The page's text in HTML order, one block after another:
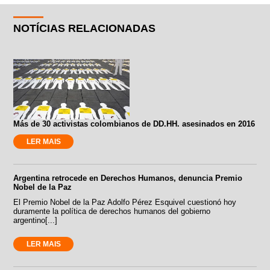
NOTÍCIAS RELACIONADAS
Más de 30 activistas colombianos de DD.HH. asesinados en 2016
LER MAIS
Argentina retrocede en Derechos Humanos, denuncia Premio
Nobel de la Paz
El Premio Nobel de la Paz Adolfo Pérez Esquivel cuestionó hoy
duramente la política de derechos humanos del gobierno
argentino[...]
LER MAIS